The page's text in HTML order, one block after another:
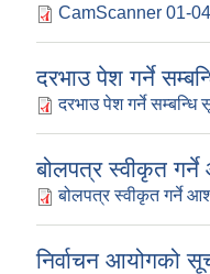
CamScanner 01-
दरभाउ पेश गर्ने
दरभाउ पेश गर्ने
बोलपत्र स्वीकृत
बोलपत्र स्वीकृत गर्ने
निर्वाचन आयोगको